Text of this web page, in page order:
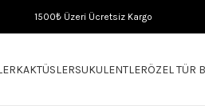
1500₺ Üzeri Ücretsiz Kargo
KAKTÜSLERSUKULENTLERÖZEL TÜR